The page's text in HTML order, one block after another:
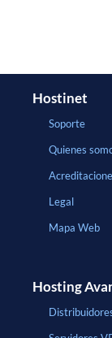
Hostinet
Soporte
Quienes
Legal
Mapa Web
Hosting